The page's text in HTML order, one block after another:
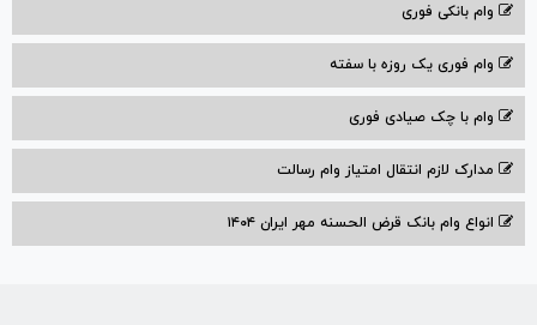
وام بانکی فوری
وام فوری یک روزه با سفته
وام با‌ چک صیادی‌ فوری
مدارک لازم انتقال امتیاز وام رسالت
انواع وام بانک قرض الحسنه مهر ایران ۱۴۰۴